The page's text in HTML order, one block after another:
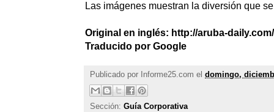
Las imágenes muestran la diversión que
Original en inglés: http://aruba-
Traducido por Google
Publicado por Informe25.com el domingo,
Sección: Guía Corporativa